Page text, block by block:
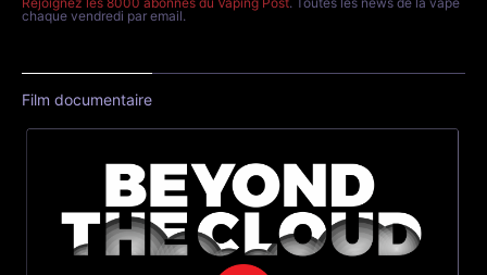
chaque vendredi par email.
Film documentaire